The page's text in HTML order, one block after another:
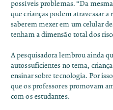
possíveis problemas. “Da
que crianças podem atravessar a
saberem mexer em um celular
tenham a dimensão total dos
A pesquisadora lembrou ainda
autossuficientes no tema,
ensinar sobre tecnologia. Por
que os professores promovam
com os estudantes.